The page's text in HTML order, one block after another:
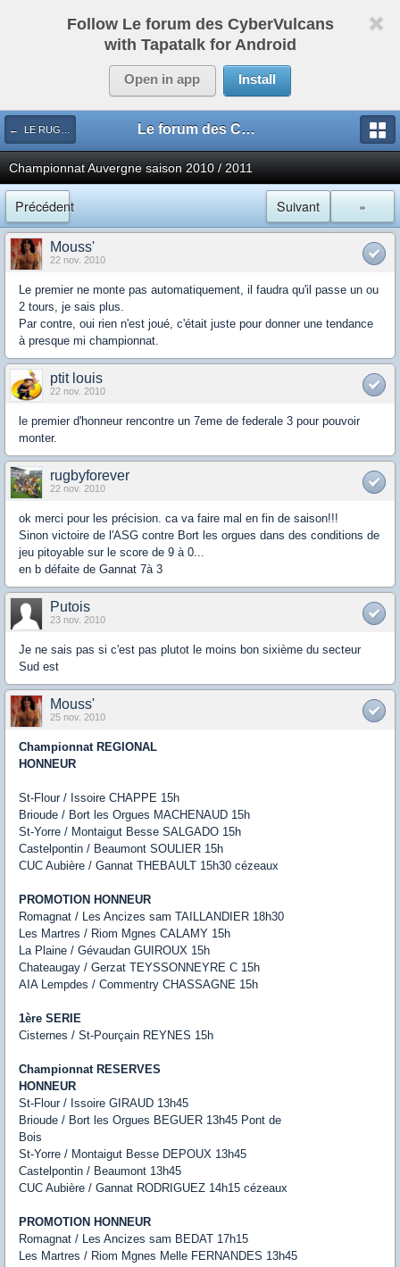
Follow Le forum des CyberVulcans
with Tapatalk for Android
Open in app Install
← LE RUGBY DE CHEZ NOUS Le forum des CyberVulcans
Championnat Auvergne saison 2010 / 2011
Précédent »
Suivant
Mouss'
22 nov. 2010
Le premier ne monte pas automatiquement, il faudra qu'il passe un ou
2 tours, je sais plus.
Par contre, oui rien n'est joué, c'était juste pour donner une tendance
à presque mi championnat.
ptit louis
22 nov. 2010
le premier d'honneur rencontre un 7eme de federale 3 pour pouvoir
monter.
rugbyforever
22 nov. 2010
ok merci pour les précision. ca va faire mal en fin de saison!!!
Sinon victoire de l'ASG contre Bort les orgues dans des conditions de
jeu pitoyable sur le score de 9 à 0...
en b défaite de Gannat 7à 3
Putois
23 nov. 2010
Je ne sais pas si c'est pas plutot le moins bon sixième du secteur
Sud est
Mouss'
25 nov. 2010
Championnat REGIONAL
HONNEUR
St-Flour / Issoire CHAPPE 15h
Brioude / Bort les Orgues MACHENAUD 15h
St-Yorre / Montaigut Besse SALGADO 15h
Castelpontin / Beaumont SOULIER 15h
CUC Aubière / Gannat THEBAULT 15h30 cézeaux
PROMOTION HONNEUR
Romagnat / Les Ancizes sam TAILLANDIER 18h30
Les Martres / Riom Mgnes CALAMY 15h
La Plaine / Gévaudan GUIROUX 15h
Chateaugay / Gerzat TEYSSONNEYRE C 15h
AIA Lempdes / Commentry CHASSAGNE 15h
1ère SERIE
Cisternes / St-Pourçain REYNES 15h
Championnat RESERVES
HONNEUR
St-Flour / Issoire GIRAUD 13h45
Brioude / Bort les Orgues BEGUER 13h45 Pont de
Bois
St-Yorre / Montaigut Besse DEPOUX 13h45
Castelpontin / Beaumont 13h45
CUC Aubière / Gannat RODRIGUEZ 14h15 cézeaux
PROMOTION HONNEUR
Romagnat / Les Ancizes sam BEDAT 17h15
Les Martres / Riom Mgnes Melle FERNANDES 13h45